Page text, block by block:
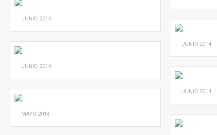
JUNIO 2014
JUNIO 2014
JUNIO 2014
JUNIO 2014
MAYO 2014